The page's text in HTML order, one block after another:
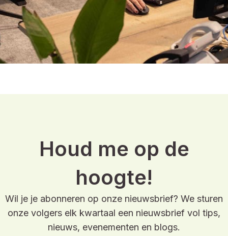
Houd me op de
hoogte!
Wil je je abonneren op onze nieuwsbrief? We sturen
onze volgers elk kwartaal een nieuwsbrief vol tips,
nieuws, evenementen en blogs.